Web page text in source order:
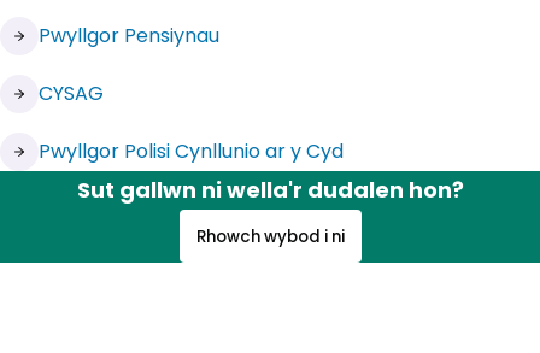
Pwyllgor Pensiynau
(yn agor mewn tab newydd)
CYSAG
(yn agor mewn tab newydd)
Pwyllgor Polisi Cynllunio ar y Cyd
(yn agor mewn tab newydd)
Sut gallwn ni wella'r dudalen hon?
Rhowch wybod i ni